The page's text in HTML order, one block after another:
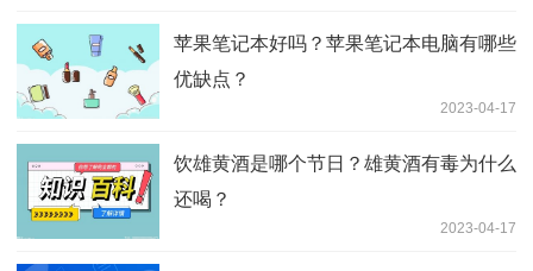
苹果笔记本好吗？苹果笔记本电脑有哪些
优缺点？
2023-04-17
饮雄黄酒是哪个节日？雄黄酒有毒为什么
还喝？
2023-04-17